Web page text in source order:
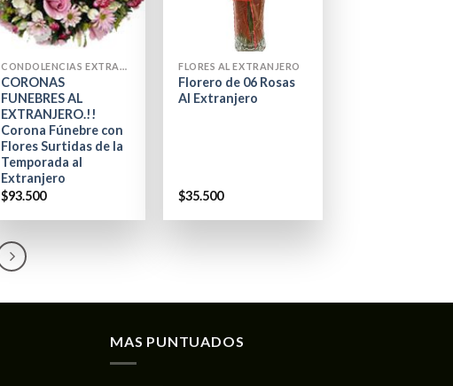
+
CONDOLENCIAS EXTRANJERO
CORONAS
FUNEBRES AL
EXTRANJERO.!!
Corona Fúnebre con
Flores Surtidas de la
Temporada al
Extranjero
$93.500
FLORES AL EXTRANJERO
Florero de 06 Rosas
Al Extranjero
$35.500
MAS PUNTUADOS